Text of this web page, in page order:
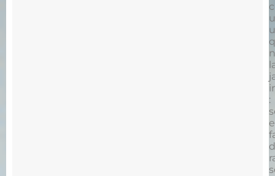
: